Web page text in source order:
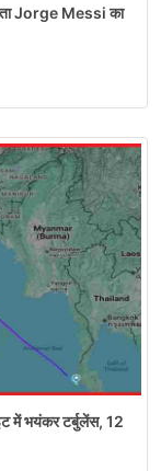
Jorge Messi का
में भयंकर टर्बुलेंस, 12